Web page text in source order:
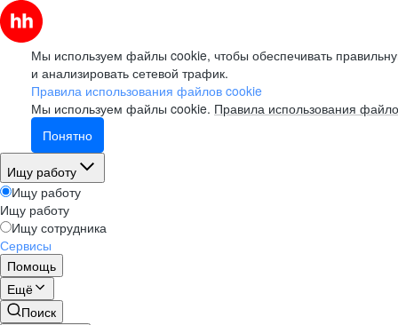
Мы используем файлы cookie, чтобы обеспечивать
и анализировать сетевой трафик.
Правила использования файлов cookie
Мы используем файлы cookie. Правила использования
Понятно
Ищу работу
Ищу работу
Ищу работу
Ищу сотрудника
Сервисы
Помощь
Ещё
Поиск